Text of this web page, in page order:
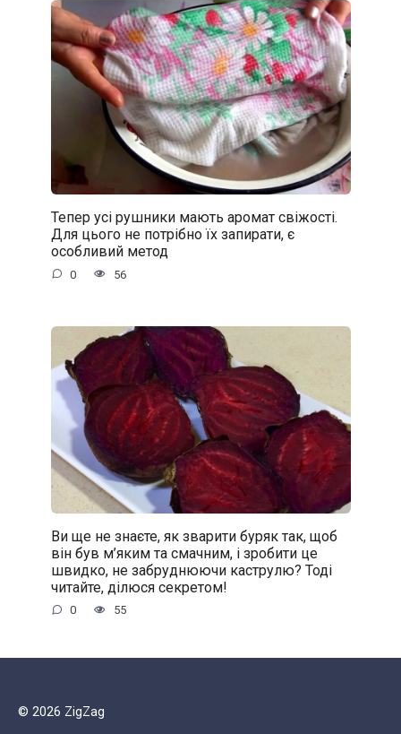
Тепер усі рушники мають аромат свіжості.
Для цього не потрібно їх запирати, є
особливий метод
0 56
Ви ще не знаєте, як зварити буряк так, щоб
він був м’яким та смачним, і зробити це
швидко, не забруднюючи каструлю? Тоді
читайте, ділюся секретом!
0 55
© 2026 ZigZag